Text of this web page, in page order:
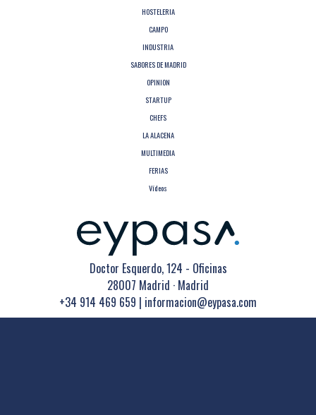
HOSTELERIA
CAMPO
INDUSTRIA
SABORES DE MADRID
OPINION
STARTUP
CHEFS
LA ALACENA
MULTIMEDIA
FERIAS
Vídeos
Doctor Esquerdo, 124 - Oficinas
28007 Madrid · Madrid
+34 914 469 659 | informacion@eypasa.com